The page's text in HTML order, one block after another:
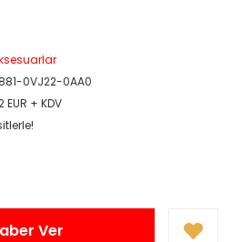
0VJ22-0AA0
EUR + KDV
Ver